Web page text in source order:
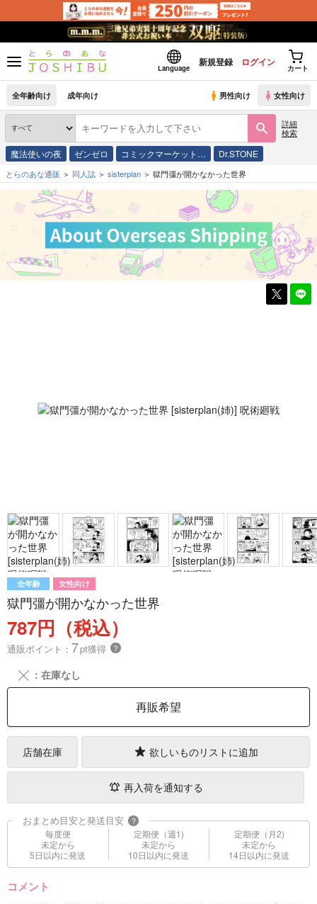
Language
新規登録 ログイン
カート
全年齢向け 成年向け 男性向け 女性向け
詳細
検索
魔法使いの夜 ゼンゼロ コミックマーケット… Dr.STONE
とらのあな通販 同人誌 sisterplan 獄門彊が開かなかった世界
全年齢 女性向け
獄門彊が開かなかった世界
787円（税込）
通販ポイント： 7pt獲得 ？
╳ ：在庫なし
再販希望
店舗在庫 欲しいものリストに追加
再入荷を通知する
おまとめ目安と発送目安 ?
毎度便
未定から
5日以内に発送
定期便（週1)
未定から
10日以内に発送
定期便（月2)
未定から
14日以内に発送
コメント